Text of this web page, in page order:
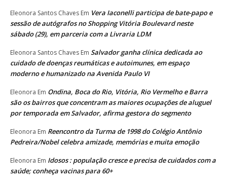
Eleonora Santos Chaves Em Vera Iaconelli participa de bate-papo e
sessão de autógrafos no Shopping Vitória Boulevard neste
sábado (29), em parceria com a Livraria LDM
Eleonora Santos Chaves Em Salvador ganha clínica dedicada ao
cuidado de doenças reumáticas e autoimunes, em espaço
moderno e humanizado na Avenida Paulo VI
Eleonora Em Ondina, Boca do Rio, Vitória, Rio Vermelho e Barra
são os bairros que concentram as maiores ocupações de aluguel
por temporada em Salvador, afirma gestora do segmento
Eleonora Em Reencontro da Turma de 1998 do Colégio Antônio
Pedreira/Nobel celebra amizade, memórias e muita emoção
Eleonora Em Idosos : população cresce e precisa de cuidados com a
saúde; conheça vacinas para 60+